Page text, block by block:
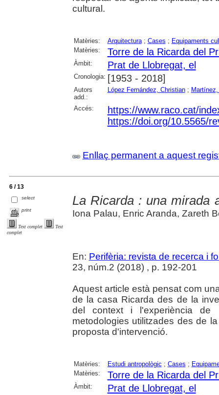
cultural.
Matèries: Arquitectura; Cases ; Equipaments
Matèries:
Torre de la Ricarda del
Àmbit: Prat de Llobregat, el
Cronologia: [1953 - 2018]
Autors
add.:
López Fernández, Christian;
Accés:
https://www.raco.cat/
https://doi.org/10.5565/
Enllaç permanent a aquest
6 / 13
select
print
Text complet
Text
complet
La Ricarda : una mirada
Iona Palau, Enric Aranda, Zareth
En: Perifèria: revista de recerca i
23, núm.2 (2018) , p. 192-201
Aquest article està pensat com
de la casa Ricarda des de la
del context i l'experiència
metodologies utilitzades des de
proposta d'intervenció.
Matèries: Estudi antropològic ; Cases ;
Matèries:
Torre de la Ricarda del
Àmbit: Prat de Llobregat, el